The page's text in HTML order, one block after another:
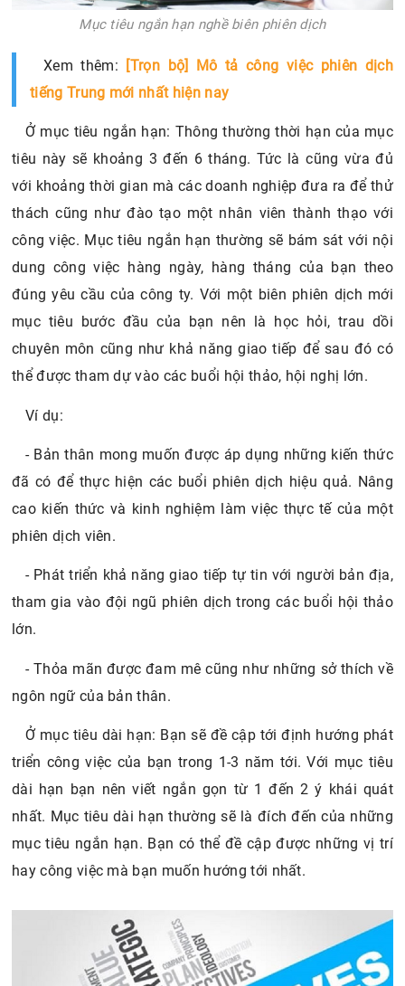
Mục tiêu ngắn hạn nghề biên phiên dịch
Xem thêm:
[Trọn bộ] Mô tả công việc phiên dịch
tiếng Trung mới nhất hiện nay
Ở mục tiêu ngắn hạn: Thông thường thời hạn của mục
tiêu này sẽ khoảng 3 đến 6 tháng. Tức là cũng vừa đủ
với khoảng thời gian mà các doanh nghiệp đưa ra để thử
thách cũng như đào tạo một nhân viên thành thạo với
công việc. Mục tiêu ngắn hạn thường sẽ bám sát với nội
dung công việc hàng ngày, hàng tháng của bạn theo
đúng yêu cầu của công ty. Với một biên phiên dịch mới
mục tiêu bước đầu của bạn nên là học hỏi, trau dồi
chuyên môn cũng như khả năng giao tiếp để sau đó có
thể được tham dự vào các buổi hội thảo, hội nghị lớn.
Ví dụ:
- Bản thân mong muốn được áp dụng những kiến thức
đã có để thực hiện các buổi phiên dịch hiệu quả. Nâng
cao kiến thức và kinh nghiệm làm việc thực tế của một
phiên dịch viên.
- Phát triển khả năng giao tiếp tự tin với người bản địa,
tham gia vào đội ngũ phiên dịch trong các buổi hội thảo
lớn.
- Thỏa mãn được đam mê cũng như những sở thích về
ngôn ngữ của bản thân.
Ở mục tiêu dài hạn: Bạn sẽ đề cập tới định hướng phát
triển công việc của bạn trong 1-3 năm tới. Với mục tiêu
dài hạn bạn nên viết ngắn gọn từ 1 đến 2 ý khái quát
nhất. Mục tiêu dài hạn thường sẽ là đích đến của những
mục tiêu ngắn hạn. Bạn có thể đề cập được những vị trí
hay công việc mà bạn muốn hướng tới nhất.